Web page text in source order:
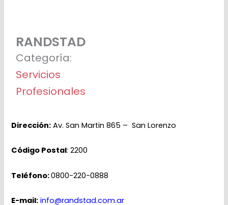
RANDSTAD
Categoría:
Servicios
Profesionales
Dirección: Av. San Martin 865 – San Lorenzo
Código Postal: 2200
Teléfono:0800-220-0888
E-mail: info@randstad.com.ar